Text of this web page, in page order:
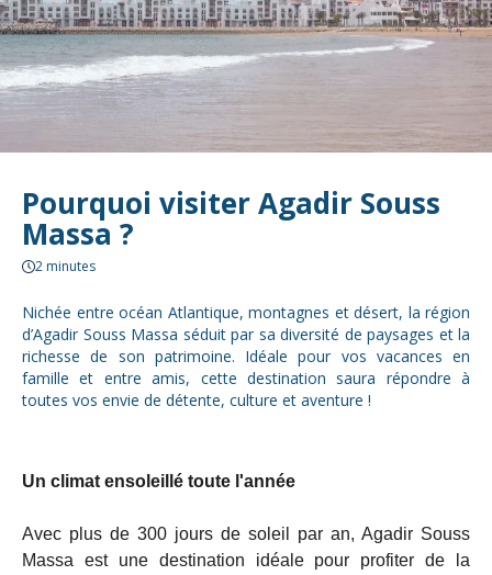
Pourquoi visiter Agadir Souss
Massa ?
2 minutes
Nichée entre océan Atlantique, montagnes et désert, la région
d’Agadir Souss Massa séduit par sa diversité de paysages et la
richesse de son patrimoine. Idéale pour vos vacances en
famille et entre amis, cette destination saura répondre à
toutes vos envie de détente, culture et aventure !
Un climat ensoleillé toute l'année
Avec plus de 300 jours de soleil par an, Agadir Souss
Massa est une destination idéale pour profiter de la